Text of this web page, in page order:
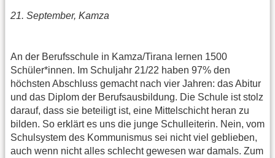
21. September, Kamza
An der Berufsschule in Kamza/Tirana lernen 1500
Schüler*innen. Im Schuljahr 21/22 haben 97% den
höchsten Abschluss gemacht nach vier Jahren: das Abitur
und das Diplom der Berufsausbildung. Die Schule ist stolz
darauf, dass sie beteiligt ist, eine Mittelschicht heran zu
bilden. So erklärt es uns die junge Schulleiterin. Nein, vom
Schulsystem des Kommunismus sei nicht viel geblieben,
auch wenn nicht alles schlecht gewesen war damals. Zum